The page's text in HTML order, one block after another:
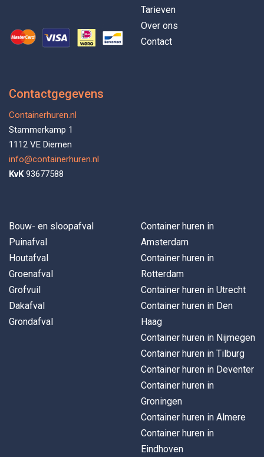
Tarieven
Over ons
Contact
Contactgegevens
Containerhuren.nl
Stammerkamp 1
1112 VE Diemen
info@containerhuren.nl
KvK93677588
Bouw- en sloopafval
Puinafval
Houtafval
Groenafval
Grofvuil
Dakafval
Grondafval
Container huren in
Amsterdam
Container huren in
Rotterdam
Container huren in Utrecht
Container huren in Den
Haag
Container huren in Nijmegen
Container huren in Tilburg
Container huren in Deventer
Container huren in
Groningen
Container huren in Almere
Container huren in
Eindhoven